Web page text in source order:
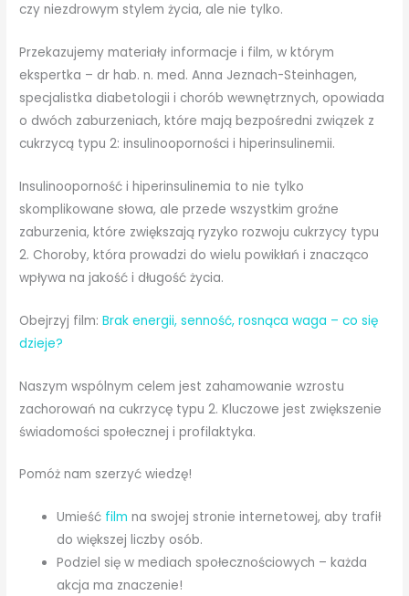
czy niezdrowym stylem życia, ale nie tylko.
Przekazujemy materiały informacje i film, w którym
ekspertka – dr hab. n. med. Anna Jeznach-Steinhagen,
specjalistka diabetologii i chorób wewnętrznych, opowiada
o dwóch zaburzeniach, które mają bezpośredni związek z
cukrzycą typu 2: insulinooporności i hiperinsulinemii.
Insulinooporność i hiperinsulinemia to nie tylko
skomplikowane słowa, ale przede wszystkim groźne
zaburzenia, które zwiększają ryzyko rozwoju cukrzycy typu
2. Choroby, która prowadzi do wielu powikłań i znacząco
wpływa na jakość i długość życia.
Obejrzyj film:Brak energii, senność, rosnąca waga – co się
dzieje?
Naszym wspólnym celem jest zahamowanie wzrostu
zachorowań na cukrzycę typu 2. Kluczowe jest zwiększenie
świadomości społecznej i profilaktyka.
Pomóż nam szerzyć wiedzę!
Umieść film na swojej stronie internetowej, aby trafił
do większej liczby osób.
Podziel się w mediach społecznościowych – każda
akcja ma znaczenie!